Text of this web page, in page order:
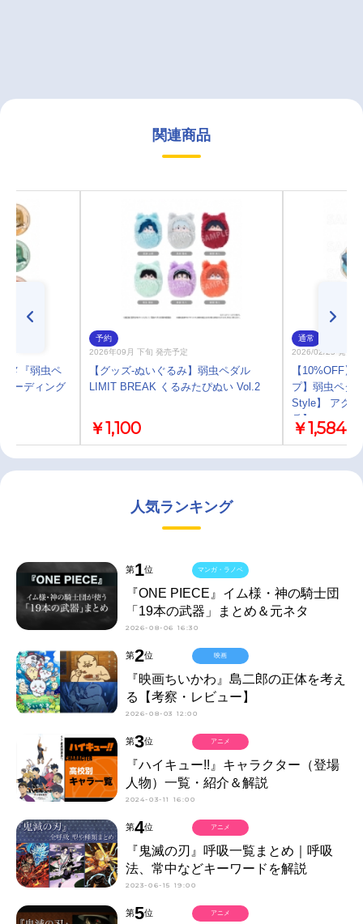
関連商品
メ『弱虫ペ
ーディング
予約
2026年09月 下旬 発売予定
【グッズ-ぬいぐるみ】弱虫ペダル
LIMIT BREAK くるみたぴぬい Vol.2
￥1,100
通常
2026/02/25 発売
【10%OFF】
プ】弱虫ペダ
Style】 アク
岳】
￥1,584
人気ランキング
第1位
『ONE PIECE』イム様・神の騎士団
「19本の武器」まとめ＆元ネタ
2026-08-06 16:30
マンガ・ラノベ
第2位
『映画ちいかわ』島二郎の正体を考え
る【考察・レビュー】
2026-08-03 12:00
映画
第3位
『ハイキュー!!』キャラクター（登場
人物）一覧・紹介＆解説
2024-03-11 16:00
アニメ
第4位
『鬼滅の刃』呼吸一覧まとめ｜呼吸
法、常中などキーワードを解説
2023-06-15 19:00
アニメ
第5位 アニメ